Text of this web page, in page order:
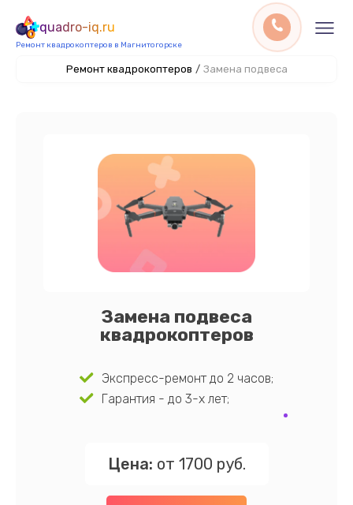
quadro-iq.ru
Ремонт квадрокоптеров в Магнитогорске
Ремонт квадрокоптеров / Замена подвеса
Замена подвеса
квадрокоптеров
Экспресс-ремонт до 2 часов;
Гарантия - до 3-х лет;
Цена: от 1700 руб.